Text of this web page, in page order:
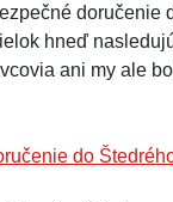
doručenie
hneď
ani my ale
do